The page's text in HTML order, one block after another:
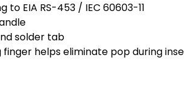
EIA RS-453 / IEC 60603-11
solder tab
finger helps eliminate pop during